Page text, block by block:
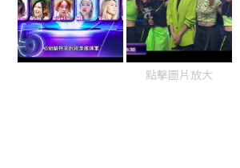
點擊圖片放大